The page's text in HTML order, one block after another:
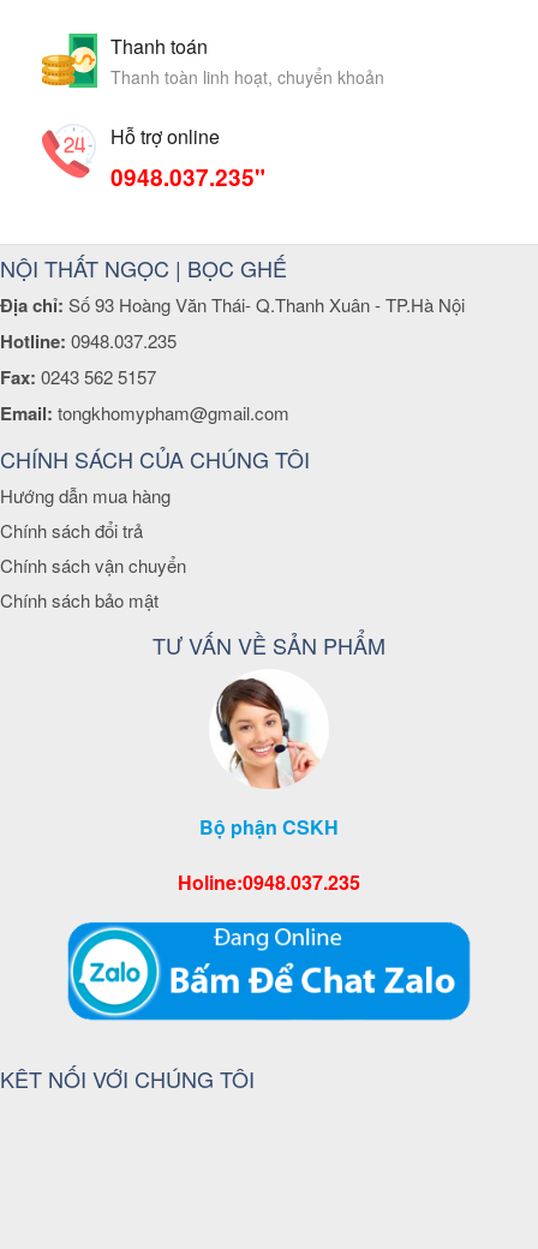
Thanh toán
Thanh toàn linh hoạt, chuyển khoản
Hỗ trợ online
0948.037.235"
NỘI THẤT NGỌC | BỌC GHẾ
Địa chỉ: Số 93 Hoàng Văn Thái- Q.Thanh Xuân - TP.Hà Nội
Hotline: 0948.037.235
Fax: 0243 562 5157
Email: tongkhomypham@gmail.com
CHÍNH SÁCH CỦA CHÚNG TÔI
Hướng dẫn mua hàng
Chính sách đổi trả
Chính sách vận chuyển
Chính sách bảo mật
TƯ VẤN VỀ SẢN PHẨM
Bộ phận CSKH
Holine:0948.037.235
KÊT NỐI VỚI CHÚNG TÔI